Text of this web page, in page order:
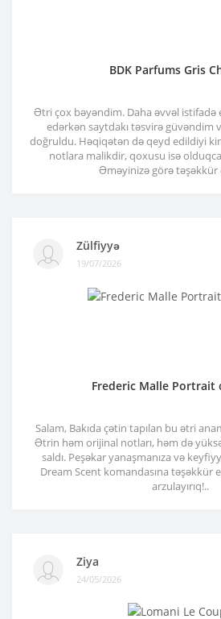
BDK Parfums Gris
Ətri çox bəyəndim. Daha əvvəl istifadə
edərkən saytdakı təsvirə güvəndim
doğruldu. Həqiqətən də qeyd edildiyi
notlara malikdir, qoxusu isə
Əməyinizə görə təşəkkür
Zülfiyyə
19/07/2026
Frederic Malle Portrait
Salam, Bakıda çətin tapılan bu ətri
Ətrin həm orijinal notları, həm də yüksək
saldı. Peşəkar yanaşmanıza və
Dream Scent komandasına təşəkkür
arzulayırıq!..
Ziya
24/05/2026